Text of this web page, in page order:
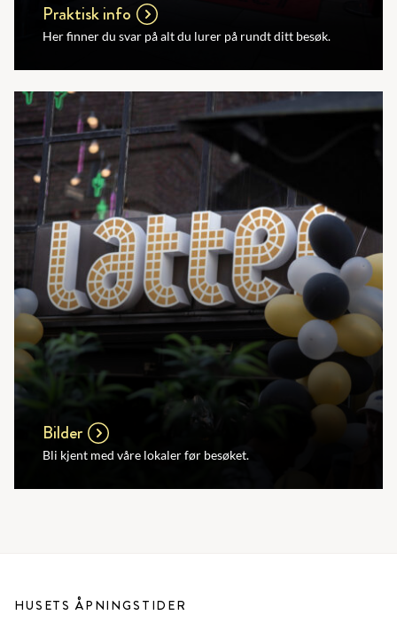
Praktisk info
Her finner du svar på alt du lurer på rundt ditt besøk.
Bilder
Bli kjent med våre lokaler før besøket.
HUSETS ÅPNINGSTIDER